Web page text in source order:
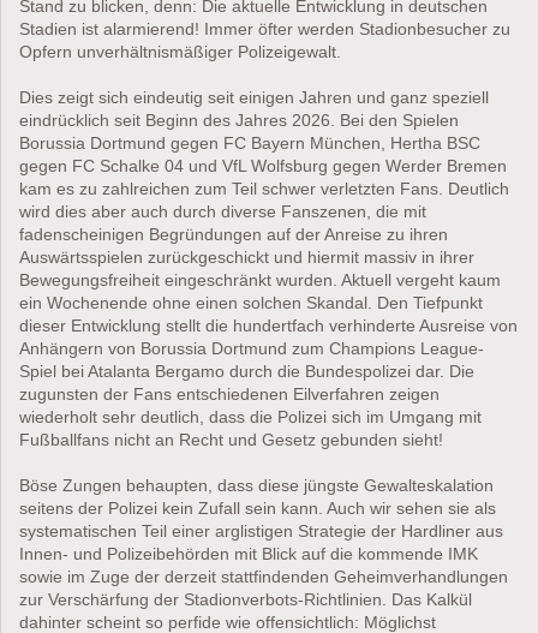
Stand zu blicken, denn: Die aktuelle Entwicklung in deutschen
Stadien ist alarmierend! Immer öfter werden Stadionbesucher zu
Opfern unverhältnismäßiger Polizeigewalt.
Dies zeigt sich eindeutig seit einigen Jahren und ganz speziell
eindrücklich seit Beginn des Jahres 2026. Bei den Spielen
Borussia Dortmund gegen FC Bayern München, Hertha BSC
gegen FC Schalke 04 und VfL Wolfsburg gegen Werder Bremen
kam es zu zahlreichen zum Teil schwer verletzten Fans. Deutlich
wird dies aber auch durch diverse Fanszenen, die mit
fadenscheinigen Begründungen auf der Anreise zu ihren
Auswärtsspielen zurückgeschickt und hiermit massiv in ihrer
Bewegungsfreiheit eingeschränkt wurden. Aktuell vergeht kaum
ein Wochenende ohne einen solchen Skandal. Den Tiefpunkt
dieser Entwicklung stellt die hundertfach verhinderte Ausreise von
Anhängern von Borussia Dortmund zum Champions League-
Spiel bei Atalanta Bergamo durch die Bundespolizei dar. Die
zugunsten der Fans entschiedenen Eilverfahren zeigen
wiederholt sehr deutlich, dass die Polizei sich im Umgang mit
Fußballfans nicht an Recht und Gesetz gebunden sieht!
Böse Zungen behaupten, dass diese jüngste Gewalteskalation
seitens der Polizei kein Zufall sein kann. Auch wir sehen sie als
systematischen Teil einer arglistigen Strategie der Hardliner aus
Innen- und Polizeibehörden mit Blick auf die kommende IMK
sowie im Zuge der derzeit stattfindenden Geheimverhandlungen
zur Verschärfung der Stadionverbots-Richtlinien. Das Kalkül
dahinter scheint so perfide wie offensichtlich: Möglichst